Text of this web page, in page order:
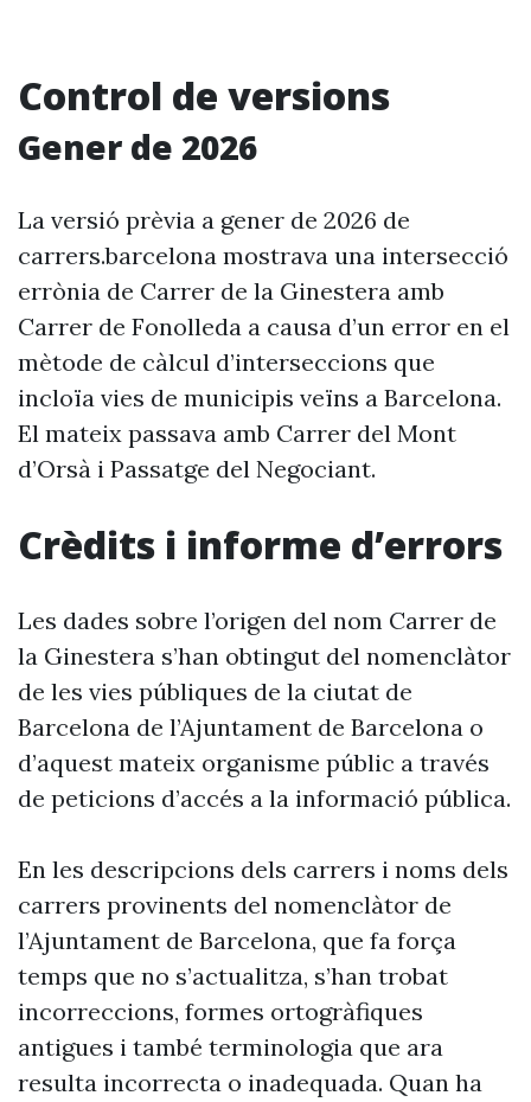
Control de versions
Gener de 2026
La versió prèvia a gener de 2026 de
carrers.barcelona mostrava una intersecció
errònia de Carrer de la Ginestera amb
Carrer de Fonolleda a causa d’un error en el
mètode de càlcul d’interseccions que
incloïa vies de municipis veïns a Barcelona.
El mateix passava amb Carrer del Mont
d’Orsà i Passatge del Negociant.
Crèdits i informe d’errors
Les dades sobre l’origen del nom Carrer de
la Ginestera s’han obtingut del nomenclàtor
de les vies públiques de la ciutat de
Barcelona de l’Ajuntament de Barcelona o
d’aquest mateix organisme públic a través
de peticions d’accés a la informació pública.
En les descripcions dels carrers i noms dels
carrers provinents del nomenclàtor de
l’Ajuntament de Barcelona, que fa força
temps que no s’actualitza, s’han trobat
incorreccions, formes ortogràfiques
antigues i també terminologia que ara
resulta incorrecta o inadequada. Quan ha